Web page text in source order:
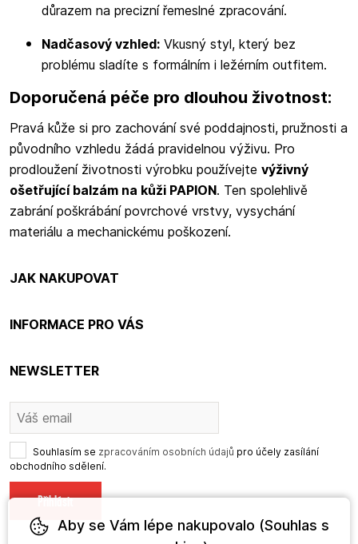
důrazem na precizní řemeslné zpracování.
Nadčasový vzhled: Vkusný styl, který bez
problému sladíte s formálním i ležérním outfitem.
Doporučená péče pro dlouhou životnost:
Pravá kůže si pro zachování své poddajnosti, pružnosti a
původního vzhledu žádá pravidelnou výživu. Pro
prodloužení životnosti výrobku používejte výživný
ošetřující balzám na kůži PAPION. Ten spolehlivě
zabrání poškrábání povrchové vrstvy, vysychání
materiálu a mechanickému poškození.
JAK NAKUPOVAT
INFORMACE PRO VÁS
NEWSLETTER
Souhlasím se zpracováním osobních údajů pro účely zasílání
obchodního sdělení.
Aby se Vám lépe nakupovalo (Souhlas s